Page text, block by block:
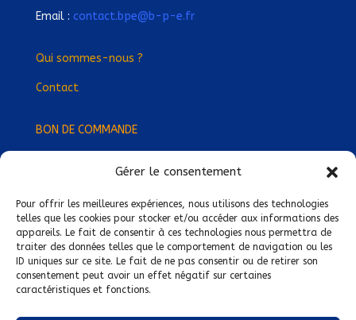
Gérer le consentement
Pour offrir les meilleures expériences, nous utilisons des technologies
telles que les cookies pour stocker et/ou accéder aux informations des
appareils. Le fait de consentir à ces technologies nous permettra de
traiter des données telles que le comportement de navigation ou les
ID uniques sur ce site. Le fait de ne pas consentir ou de retirer son
consentement peut avoir un effet négatif sur certaines
caractéristiques et fonctions.
Email : contact.bpe@b-p-e.fr
Qui sommes-nous ?
Contact
BON DE COMMANDE
Devenez Délégué·e Régional·e !
Trouvez-nous près de chez vous !
Mentions légales
Conditions générales de vente
Politique de confidentialité